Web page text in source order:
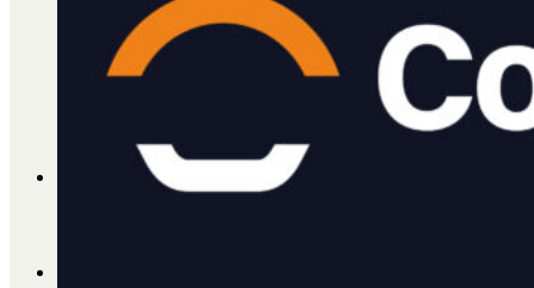
Más
Ají Ediciones